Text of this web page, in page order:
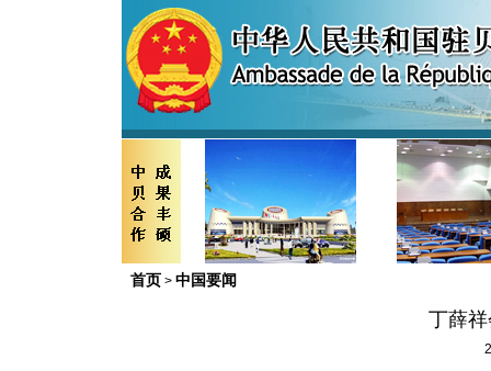
首页 > 中国要闻
丁薛